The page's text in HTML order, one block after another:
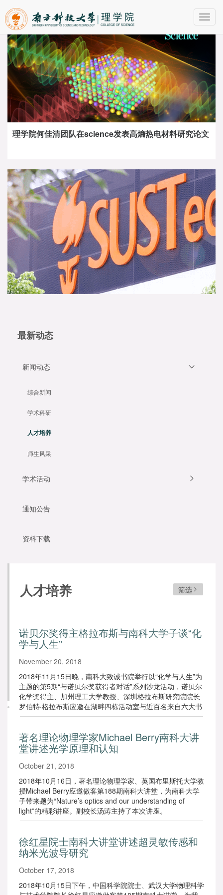
理学院何佳清团队在science发表高熵热电材料研究论文
最新动态
新闻动态
综合新闻
学术科研
人才培养
师生风采
学术活动
通知公告
资料下载
人才培养 筛选
诺贝尔奖得主格拉布斯与南科大学子谈“化
学与人生”
November 20, 2018
2018年11月15日晚，南科大致诚书院举行以“化学与人生”为
主题的第5期“与诺贝尔奖获得者对话”系列沙龙活动，诺贝尔
化学奖得主、加州理工大学教授、深圳格拉布斯研究院院长
罗伯特·格拉布斯应邀在湖畔四栋活动室与近百名来自六大书
院的同学进行了2个多小时的交流。活动由化学系主任、深圳
著名理论物理学家Michael Berry南科大讲
堂讲述光学原理和认知
October 21, 2018
2018年10月16日，著名理论物理学家、英国布里斯托大学教
授Michael Berry应邀做客第188期南科大讲堂，为南科大学
子带来题为“Nature’s optics and our understanding of
light”的精彩讲座。副校长汤涛主持了本次讲座。
徐红星院士南科大讲堂讲述超灵敏传感和
纳米光波导研究
October 17, 2018
2018年10月15日下午，中国科学院院士、武汉大学物理科学